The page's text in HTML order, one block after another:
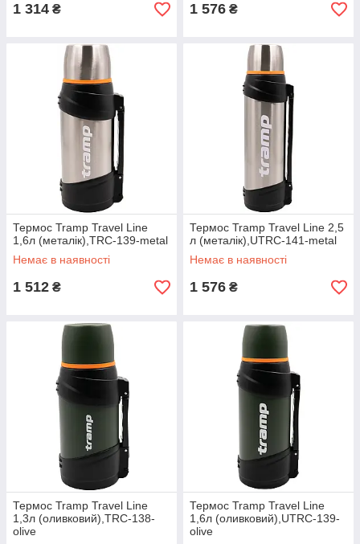
1 314 ₴ 1 576 ₴
Термос Tramp Travel Line
1,6л (металік),TRC-139-metal
Немає в наявності
1 512 ₴
Термос Tramp Travel Line 2,5
л (металік),UTRC-141-metal
Немає в наявності
1 576 ₴
Термос Tramp Travel Line
1,3л (оливковий),TRC-138-
olive
Термос Tramp Travel Line
1,6л (оливковий),UTRC-139-
olive